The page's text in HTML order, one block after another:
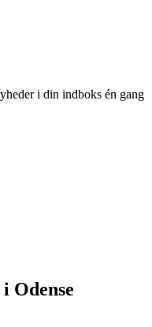
i din indboks én gang
Odense